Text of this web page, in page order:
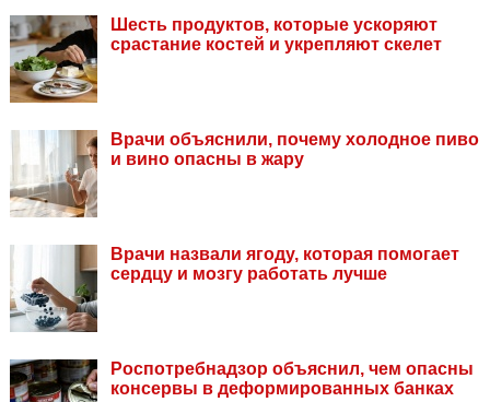
Шесть продуктов, которые ускоряют
срастание костей и укрепляют скелет
Врачи объяснили, почему холодное пиво
и вино опасны в жару
Врачи назвали ягоду, которая помогает
сердцу и мозгу работать лучше
Роспотребнадзор объяснил, чем опасны
консервы в деформированных банках